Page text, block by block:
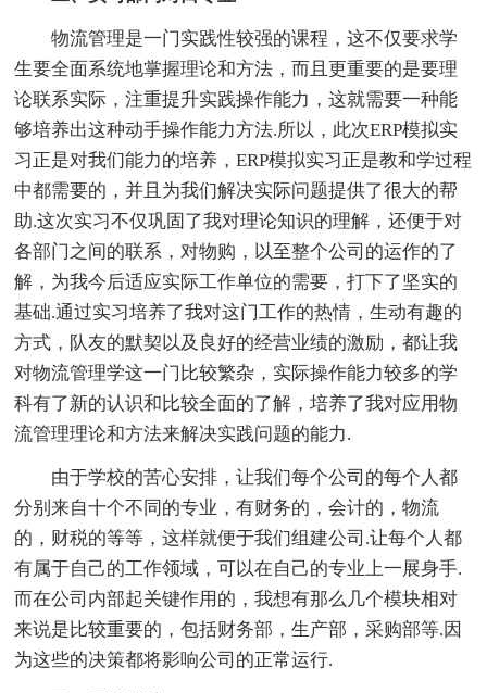
物流管理是一门实践性较强的课程，这不仅要求学
生要全面系统地掌握理论和方法，而且更重要的是要理
论联系实际，注重提升实践操作能力，这就需要一种能
够培养出这种动手操作能力方法.所以，此次ERP模拟实
习正是对我们能力的培养，ERP模拟实习正是教和学过程
中都需要的，并且为我们解决实际问题提供了很大的帮
助.这次实习不仅巩固了我对理论知识的理解，还便于对
各部门之间的联系，对物购，以至整个公司的运作的了
解，为我今后适应实际工作单位的需要，打下了坚实的
基础.通过实习培养了我对这门工作的热情，生动有趣的
方式，队友的默契以及良好的经营业绩的激励，都让我
对物流管理学这一门比较繁杂，实际操作能力较多的学
科有了新的认识和比较全面的了解，培养了我对应用物
流管理理论和方法来解决实践问题的能力.
由于学校的苦心安排，让我们每个公司的每个人都
分别来自十个不同的专业，有财务的，会计的，物流
的，财税的等等，这样就便于我们组建公司.让每个人都
有属于自己的工作领域，可以在自己的专业上一展身手.
而在公司内部起关键作用的，我想有那么几个模块相对
来说是比较重要的，包括财务部，生产部，采购部等.因
为这些的决策都将影响公司的正常运行.